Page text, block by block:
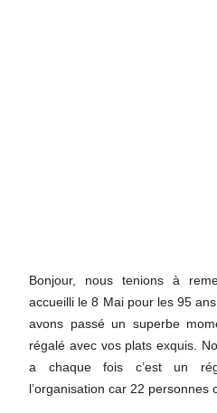
Bonjour, nous tenions à
accueilli le 8 Mai pour les 95
avons passé un superbe
régalé avec vos plats exquis.
a chaque fois c’est un
l’organisation car 22 personnes